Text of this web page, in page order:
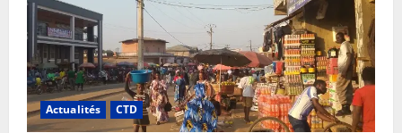
Actualités CTD